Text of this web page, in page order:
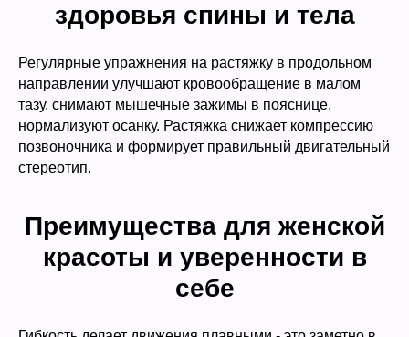
здоровья спины и тела
Регулярные упражнения на растяжку в продольном
направлении улучшают кровообращение в малом
тазу, снимают мышечные зажимы в пояснице,
нормализуют осанку. Растяжка снижает компрессию
позвоночника и формирует правильный двигательный
стереотип.
Преимущества для женской
красоты и уверенности в
себе